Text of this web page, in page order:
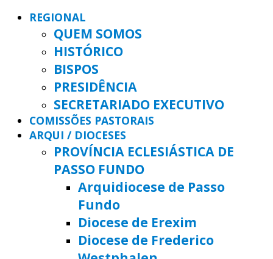
REGIONAL
QUEM SOMOS
HISTÓRICO
BISPOS
PRESIDÊNCIA
SECRETARIADO EXECUTIVO
COMISSÕES PASTORAIS
ARQUI / DIOCESES
PROVÍNCIA ECLESIÁSTICA DE
PASSO FUNDO
Arquidiocese de Passo
Fundo
Diocese de Erexim
Diocese de Frederico